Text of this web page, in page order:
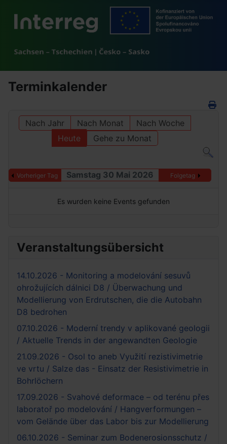
Terminkalender
Nach Jahr Nach Monat
Nach Woche
Heute
Gehe zu Monat
Vorheriger Tag Samstag 30 Mai 2026 Folgetag
Es wurden keine Events gefunden
Veranstaltungsübersicht
14.10.2026 - Monitoring a modelování sesuvů
ohrožujících dálnici D8 / Überwachung und
Modellierung von Erdrutschen, die die Autobahn
D8 bedrohen
07.10.2026 - Moderní trendy v aplikované geologii
/ Aktuelle Trends in der angewandten Geologie
21.09.2026 - Osol to aneb Využití rezistivimetrie
ve vrtu / Salze das - Einsatz der Resistivimetrie in
Bohrlöchern
17.09.2026 - Svahové deformace – od terénu přes
laboratoř po modelování / Hangverformungen –
vom Gelände über das Labor bis zur Modellierung
06.10.2026 - Seminar zum Bodenerosionsschutz /